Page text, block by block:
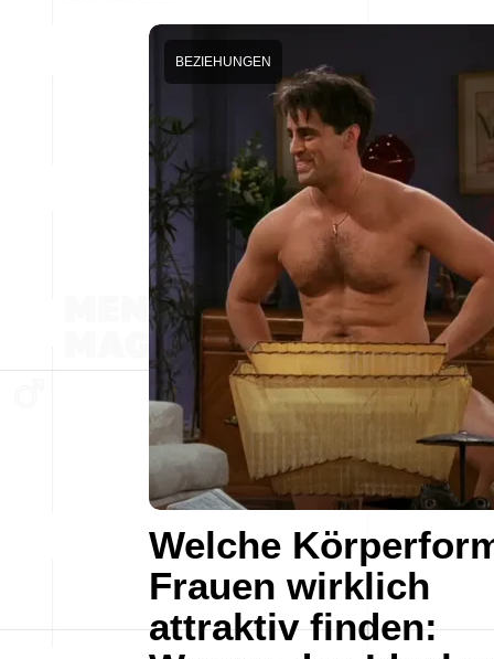
Welche
Frauen wirklich
attraktiv finden:
BEZIEHUNGEN